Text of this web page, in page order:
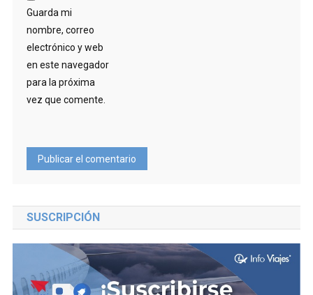
Guarda mi
nombre, correo
electrónico y web
en este navegador
para la próxima
vez que comente.
SUSCRIPCIÓN